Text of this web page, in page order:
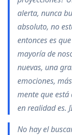
alerta, nunca
absoluto, no
entonces es
mayoría de
nuevas, una
emociones,
mente que está
en realidad es.
No hay el